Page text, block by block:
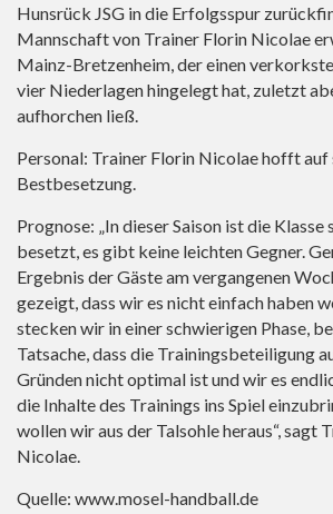
Hunsrück JSG in die Erfolgsspur
Mannschaft von Trainer Florin Nicolae
Mainz-Bretzenheim, der einen
vier Niederlagen hingelegt hat, zuletzt
aufhorchen ließ.
Personal: Trainer Florin Nicolae hofft auf
Bestbesetzung.
Prognose: „In dieser Saison ist die Klasse
besetzt, es gibt keine leichten Gegner.
Ergebnis der Gäste am vergangenen
gezeigt, dass wir es nicht einfach haben
stecken wir in einer schwierigen Phase,
Tatsache, dass die Trainingsbeteiligung
Gründen nicht optimal ist und wir es
die Inhalte des Trainings ins Spiel
wollen wir aus der Talsohle heraus“, sagt
Nicolae.
Quelle: www.mosel-handball.de